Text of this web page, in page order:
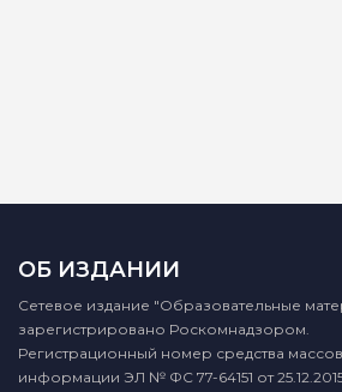
ОБ ИЗДАНИИ
Сетевое издание "Образовательные
зарегистрировано Роскомнадзором.
Регистрационный номер средства
информации ЭЛ № ФС 77-64151 от